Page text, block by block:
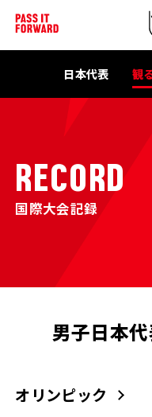
日本代表 観
RECORD
国際大会記録
男子日本
オリンピック